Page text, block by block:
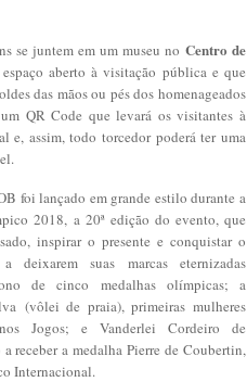
se juntem em um museu no Centro de
aberto à visitação pública e que
das mãos ou pés dos homenageados
QR Code que levará os visitantes à
e, assim, todo torcedor poderá ter uma
foi lançado em grande estilo durante a
2018, a 20ª edição do evento, que
inspirar o presente e conquistar o
deixarem suas marcas eternizadas
de cinco medalhas olímpicas; a
(vôlei de praia), primeiras mulheres
Jogos; e Vanderlei Cordeiro de
receber a medalha Pierre de Coubertin,
Internacional.